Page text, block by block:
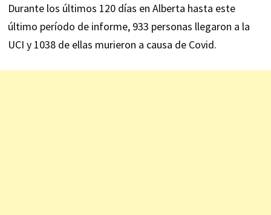
Durante los últimos 120 días en Alberta hasta este
último período de informe, 933 personas llegaron a la
UCI y 1038 de ellas murieron a causa de Covid.